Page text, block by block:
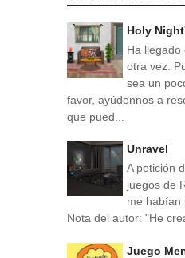
Holy
Ha llegado
otra vez.
sea un
favor, ayúdennos a
que pued...
Unravel
A petición
juegos de
me habían
Nota del autor: "He
Juego